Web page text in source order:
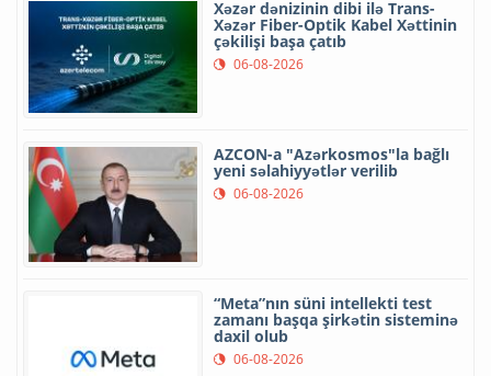
Xəzər dənizinin dibi ilə Trans-
Xəzər Fiber-Optik Kabel Xəttinin
çəkilişi başa çatıb
06-08-2026
AZCON-a "Azərkosmos"la bağlı
yeni səlahiyyətlər verilib
06-08-2026
“Meta”nın süni intellekti test
zamanı başqa şirkətin sisteminə
daxil olub
06-08-2026